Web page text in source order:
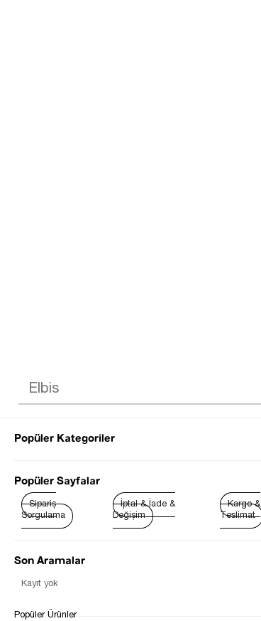
Popüler Kategoriler
Popüler Sayfalar
Sipariş
Sorgulama
İptal & İade &
Değişim
Kargo &
Teslimat
Son Aramalar
Kayıt yok
Popüler Ürünler